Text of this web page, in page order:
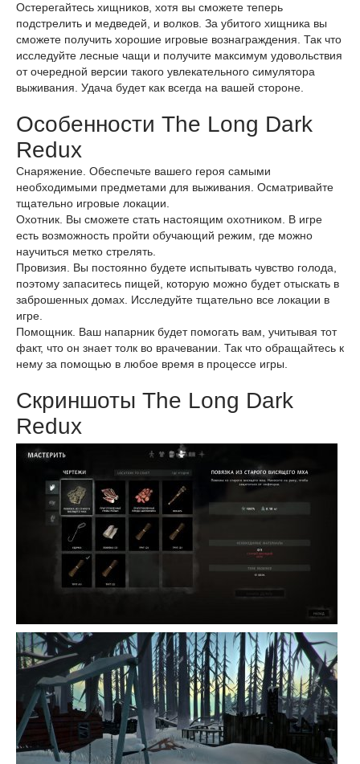
Остерегайтесь хищников, хотя вы сможете теперь
подстрелить и медведей, и волков. За убитого хищника вы
сможете получить хорошие игровые вознаграждения. Так что
исследуйте лесные чащи и получите максимум удовольствия
от очередной версии такого увлекательного симулятора
выживания. Удача будет как всегда на вашей стороне.
Особенности The Long Dark
Redux
Снаряжение. Обеспечьте вашего героя самыми
необходимыми предметами для выживания. Осматривайте
тщательно игровые локации.
Охотник. Вы сможете стать настоящим охотником. В игре
есть возможность пройти обучающий режим, где можно
научиться метко стрелять.
Провизия. Вы постоянно будете испытывать чувство голода,
поэтому запаситесь пищей, которую можно будет отыскать в
заброшенных домах. Исследуйте тщательно все локации в
игре.
Помощник. Ваш напарник будет помогать вам, учитывая тот
факт, что он знает толк во врачевании. Так что обращайтесь к
нему за помощью в любое время в процессе игры.
Скриншоты The Long Dark
Redux